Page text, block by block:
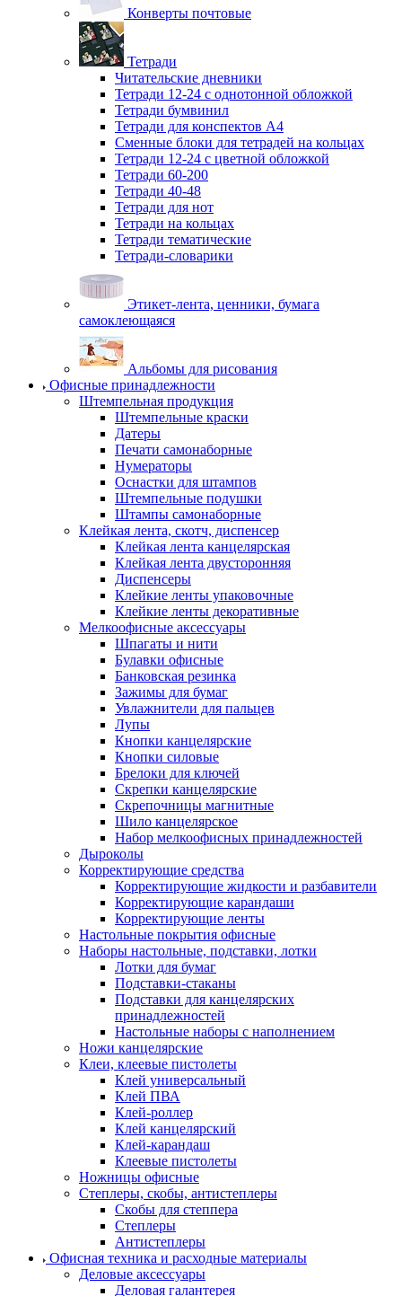
Конверты почтовые
Тетради
Читательские дневники
Тетради 12-24 с однотонной обложкой
Тетради бумвинил
Тетради для конспектов А4
Сменные блоки для тетрадей на кольцах
Тетради 12-24 с цветной обложкой
Тетради 60-200
Тетради 40-48
Тетради для нот
Тетради на кольцах
Тетради тематические
Тетради-словарики
Этикет-лента, ценники, бумага
самоклеющаяся
Альбомы для рисования
Офисные принадлежности
Штемпельная продукция
Штемпельные краски
Датеры
Печати самонаборные
Нумераторы
Оснастки для штампов
Штемпельные подушки
Штампы самонаборные
Клейкая лента, скотч, диспенсер
Клейкая лента канцелярская
Клейкая лента двусторонняя
Диспенсеры
Клейкие ленты упаковочные
Клейкие ленты декоративные
Мелкоофисные аксессуары
Шпагаты и нити
Булавки офисные
Банковская резинка
Зажимы для бумаг
Увлажнители для пальцев
Лупы
Кнопки канцелярские
Кнопки силовые
Брелоки для ключей
Скрепки канцелярские
Скрепочницы магнитные
Шило канцелярское
Набор мелкоофисных принадлежностей
Дыроколы
Корректирующие средства
Корректирующие жидкости и разбавители
Корректирующие карандаши
Корректирующие ленты
Настольные покрытия офисные
Наборы настольные, подставки, лотки
Лотки для бумаг
Подставки-стаканы
Подставки для канцелярских
принадлежностей
Настольные наборы с наполнением
Ножи канцелярские
Клеи, клеевые пистолеты
Клей универсальный
Клей ПВА
Клей-роллер
Клей канцелярский
Клей-карандаш
Клеевые пистолеты
Ножницы офисные
Степлеры, скобы, антистеплеры
Скобы для степпера
Степлеры
Антистеплеры
Офисная техника и расходные материалы
Деловые аксессуары
Деловая галантерея